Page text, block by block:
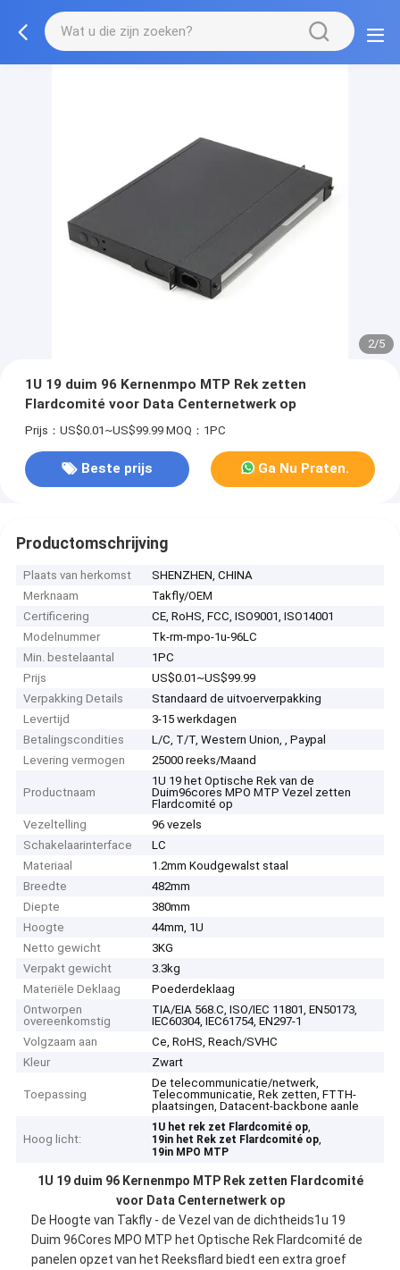
2/5
1U 19 duim 96 Kernenmpo MTP Rek zetten
Flardcomité voor Data Centernetwerk op
Prijs：US$0.01~US$99.99 MOQ：1PC
Beste prijs Ga Nu Praten.
Productomschrijving
Plaats van herkomst
SHENZHEN, CHINA
Merknaam
Takfly/OEM
Certificering
CE, RoHS, FCC, ISO9001, ISO14001
Modelnummer
Tk-rm-mpo-1u-96LC
Min. bestelaantal
1PC
Prijs
US$0.01~US$99.99
Verpakking Details
Standaard de uitvoerverpakking
Levertijd
3-15 werkdagen
Betalingscondities
L/C, T/T, Western Union, , Paypal
Levering vermogen
25000 reeks/Maand
Productnaam
1U 19 het Optische Rek van de
Duim96cores MPO MTP Vezel zetten
Flardcomité op
Vezeltelling
96 vezels
Schakelaarinterface
LC
Materiaal
1.2mm Koudgewalst staal
Breedte
482mm
Diepte
380mm
Hoogte
44mm, 1U
Netto gewicht
3KG
Verpakt gewicht
3.3kg
Materiële Deklaag
Poederdeklaag
Ontworpen
overeenkomstig
TIA/EIA 568.C, ISO/IEC 11801, EN50173,
IEC60304, IEC61754, EN297-1
Volgzaam aan
Ce, RoHS, Reach/SVHC
Kleur
Zwart
Toepassing
De telecommunicatie/netwerk,
Telecommunicatie, Rek zetten, FTTH-
plaatsingen, Datacent-backbone aanle
Hoog licht:
1U het rek zet Flardcomité op,
19in het Rek zet Flardcomité op,
19in MPO MTP
1U 19 duim 96 Kernenmpo MTP Rek zetten Flardcomité
voor Data Centernetwerk op
De Hoogte van Takfly - de Vezel van de dichtheids1u 19
Duim 96Cores MPO MTP het Optische Rek Flardcomité de
panelen opzet van het Reeksflard biedt een extra groef